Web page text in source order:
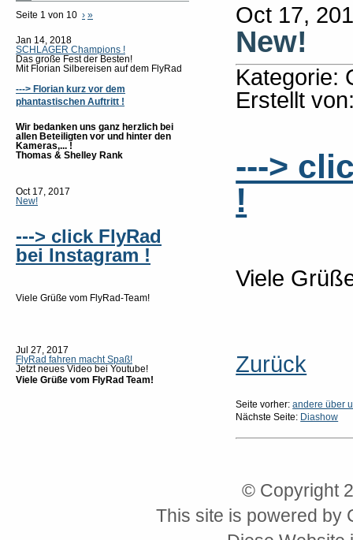
Seite 1 von 10 › »
Jan 14, 2018
SCHLAGER Champions !
Das große Fest der Besten!
Mit Florian Silbereisen auf dem FlyRad
---> Florian kurz vor dem
phantastischen Auftritt !
Wir bedanken uns ganz herzlich bei
allen Beteiligten vor und hinter den
Kameras,... !
Thomas & Shelley Rank
Oct 17, 2017
New!
---> click FlyRad
bei Instagram !
Viele Grüße vom FlyRad-Team!
Jul 27, 2017
FlyRad fahren macht Spaß!
Jetzt neues Video bei Youtube!
Viele Grüße vom FlyRad Team!
Oct 17,
New!
Kategorie:
Erstellt
--->
!
Viele
Zurück
Seite vorher:andere über
Nächste Seite: Diashow
© Copyright
This site is powered by